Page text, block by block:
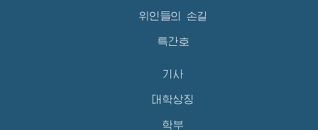
위인들의 손길
특간호
기사
대학상징
학부